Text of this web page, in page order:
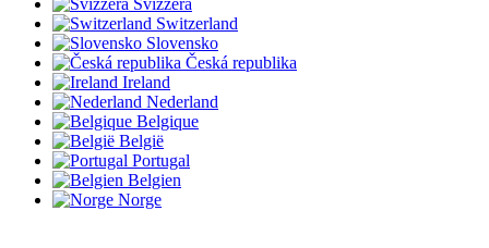
Svizzera
Switzerland
Slovensko
Česká republika
Ireland
Nederland
Belgique
België
Portugal
Belgien
Norge